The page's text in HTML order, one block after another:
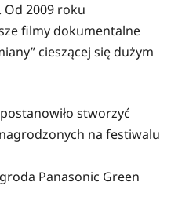
2009 roku
filmy dokumentalne
cieszącej się dużym
stworzyć
na festiwalu
Panasonic Green